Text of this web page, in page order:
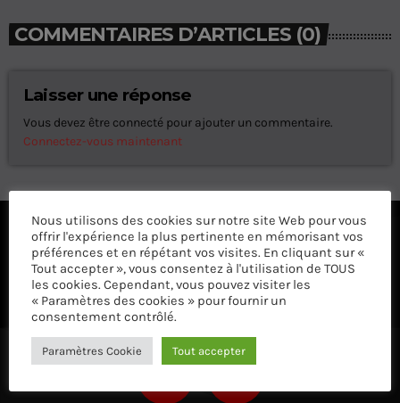
COMMENTAIRES D’ARTICLES (0)
Laisser une réponse
Vous devez être connecté pour ajouter un commentaire.
Connectez-vous maintenant
ÉCOUTEZ AVEC VOTRE APP ET SUR LE
Nous utilisons des cookies sur notre site Web pour vous
offrir l'expérience la plus pertinente en mémorisant vos
préférences et en répétant vos visites. En cliquant sur «
Tout accepter », vous consentez à l'utilisation de TOUS
les cookies. Cependant, vous pouvez visiter les
« Paramètres des cookies » pour fournir un
consentement contrôlé.
Paramètres Cookie Tout accepter